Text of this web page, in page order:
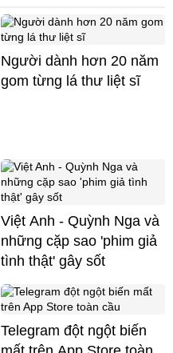
Người dành hơn 20 năm
gom từng lá thư liệt sĩ
Việt Anh - Quỳnh Nga và
những cặp sao 'phim giả
tình thật' gây sốt
Telegram đột ngột biến